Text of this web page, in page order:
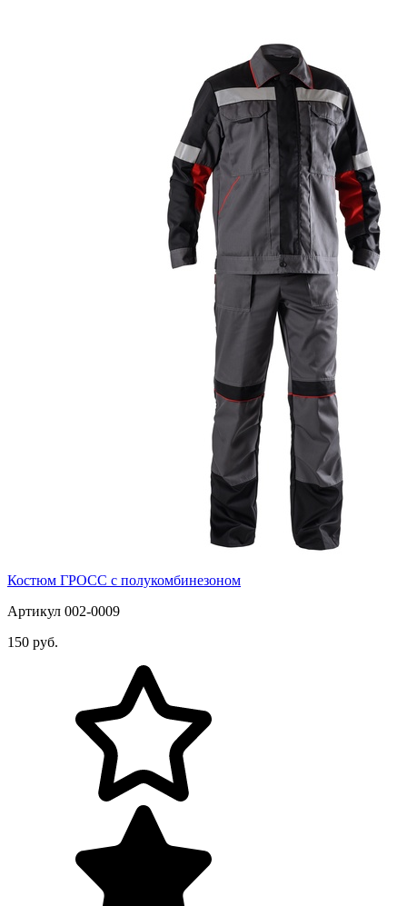
Костюм ГРОСС с полукомбинезоном
Артикул 002-0009
150 руб.